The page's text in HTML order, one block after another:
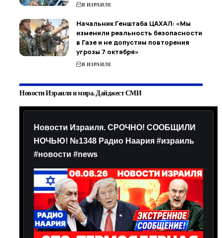
В ИЗРАИЛЕ
Начальник Генштаба ЦАХАЛ: «Мы
изменили реальность безопасности
в Газе и не допустим повторения
угрозы 7 октября»
В ИЗРАИЛЕ
Новости Израиля и мира. Дайджест СМИ